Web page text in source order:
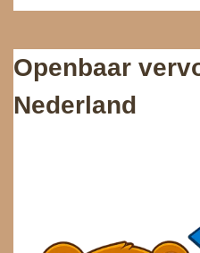
Openbaar
Nederland